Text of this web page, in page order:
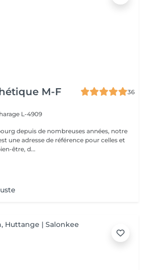
M-F
36
L-4909
depuis de nombreuses années, notre
une adresse de référence pour celles et
être, d...